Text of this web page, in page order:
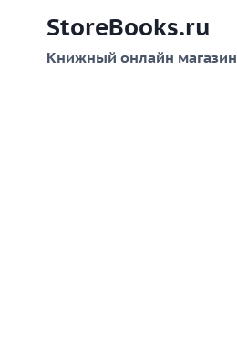
содержимому
StoreBooks.ru
Книжный онлайн магазин